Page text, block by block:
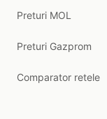
Preturi MOL
Preturi Gazprom
Comparator retele